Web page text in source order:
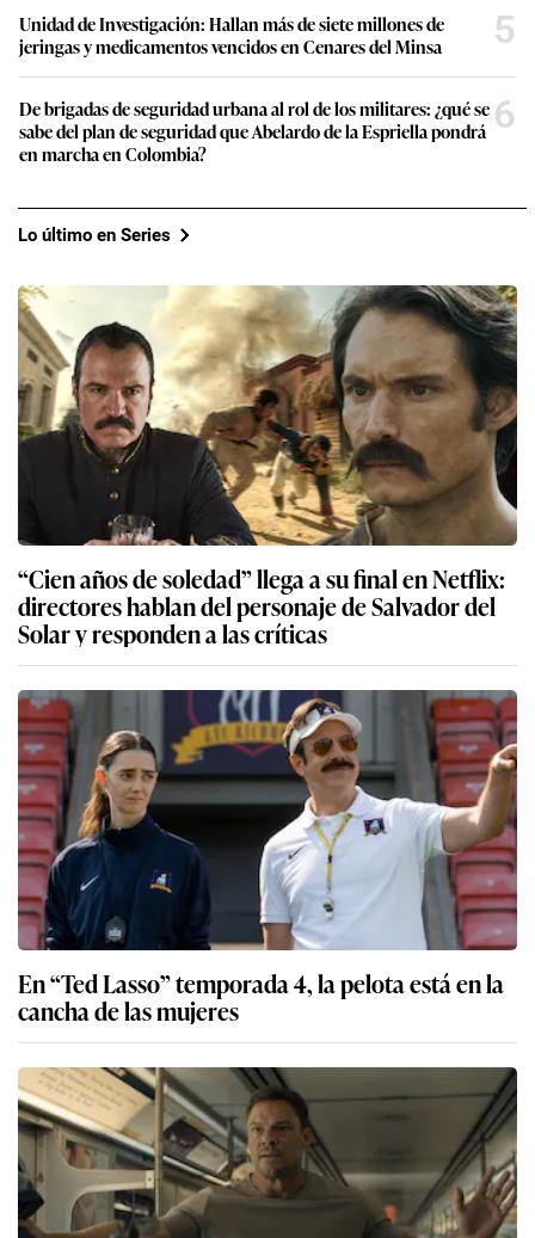
Unidad de Investigación: Hallan más de siete millones de
jeringas y medicamentos vencidos en Cenares del Minsa
5
De brigadas de seguridad urbana al rol de los militares: ¿qué se
sabe del plan de seguridad que Abelardo de la Espriella pondrá
en marcha en Colombia?
6
Lo último en Series
“Cien años de soledad” llega a su final en Netflix:
directores hablan del personaje de Salvador del
Solar y responden a las críticas
En “Ted Lasso” temporada 4, la pelota está en la
cancha de las mujeres